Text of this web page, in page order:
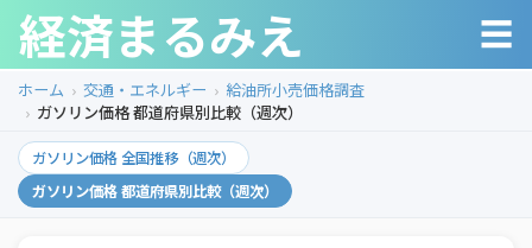
経済まるみえ ☰
ホーム 交通・エネルギー
給油所小売価格調査
ガソリン価格 都道府県別比較（週次）
ガソリン価格 全国推移（週次）
ガソリン価格 都道府県別比較（週次）